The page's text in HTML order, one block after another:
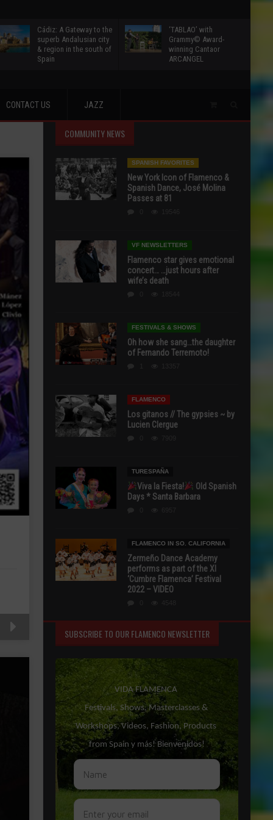
Cádiz: A Gateway to the
superb Andalusian city
& region in the south of
Spain
‘TABLAO’ with
Grammy© Award-
winning Cantaor
ARCANGEL
CONTACT US JAZZ
COMMUNITY NEWS
SPANISH FAVORITES
New York Icon of Flamenco &
Spanish Dance, José Molina
Passes at 81
VF NEWSLETTERS
Flamenco star gives emotional
concert… …just hours after
wife’s death
FESTIVALS & SHOWS
Oh how she sang…the daughter
of Fernando Terremoto!
FLAMENCO
Los gitanos // The gypsies ~ by
Lucien Clergue
TURESPAÑA
Viva la Fiesta!
Old Spanish
Days * Santa Barbara
FLAMENCO IN SO. CALIFORNIA
Zermeño Dance Academy
performs as part of the XI
‘Cumbre Flamenca’ Festival
2022 – VIDEO
SUBSCRIBE TO OUR FLAMENCO NEWSLETTER